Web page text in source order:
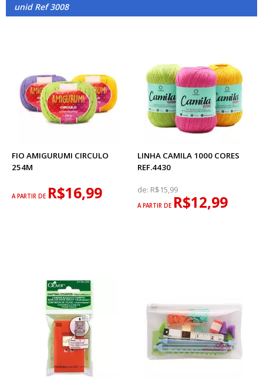
unid Ref 3008
FIO AMIGURUMI CIRCULO
254M
A PARTIR DE R$16,99
LINHA CAMILA 1000 CORES
REF.4430
de: R$15,99
A PARTIR DE R$12,99